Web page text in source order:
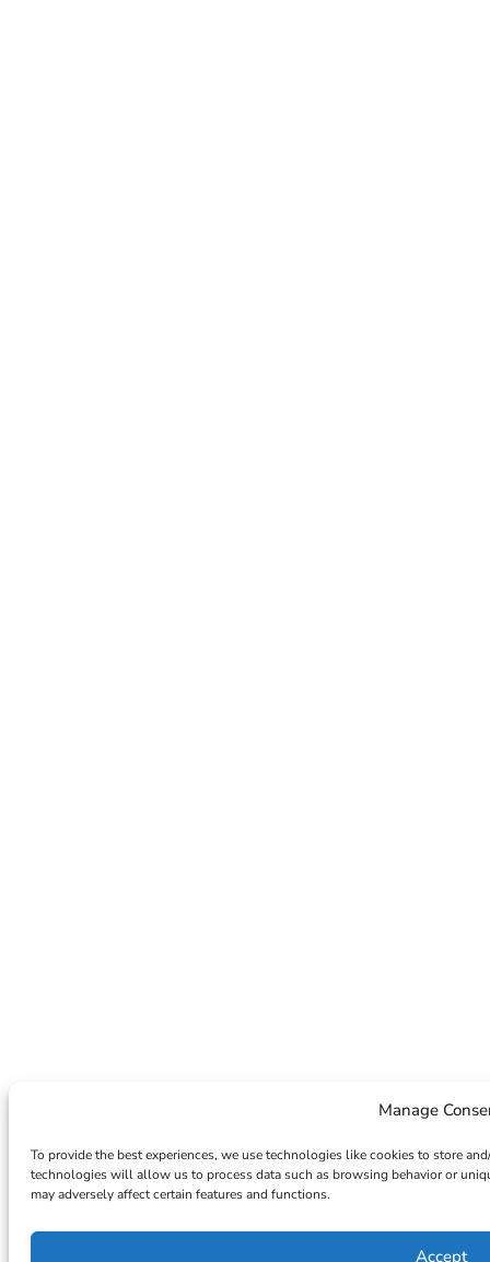
Manage
To provide the best experiences, we use technologies like cookies to store
technologies will allow us to process data such as browsing behavior or
may adversely affect certain features and functions.
Accept